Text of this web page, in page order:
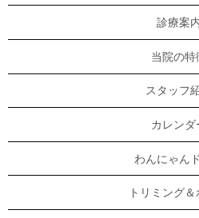
診療案
当院の特
スタッフ
カレンダ
わんにゃん
トリミング